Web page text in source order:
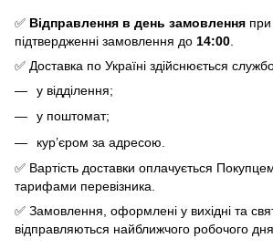
✅ Відправлення в день замовлення
підтвердженні замовлення до 14:00
✅ Доставка по Україні здійснюється
у відділення;
у поштомат;
кур’єром за адресою.
✅ Вартість доставки оплачується
тарифами перевізника.
✅ Замовлення, оформлені у вихідні та
відправляються найближчого робочого дня.